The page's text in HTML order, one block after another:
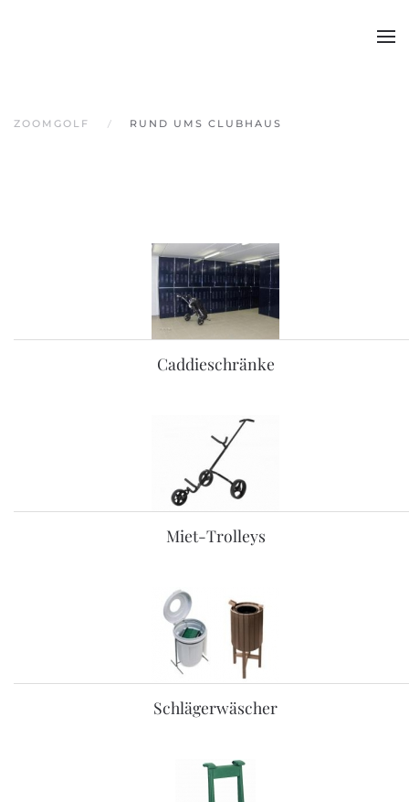
ZOOMGOLF RUND UMS CLUBHAUS
Caddieschränke
Miet-Trolleys
Schlägerwäscher